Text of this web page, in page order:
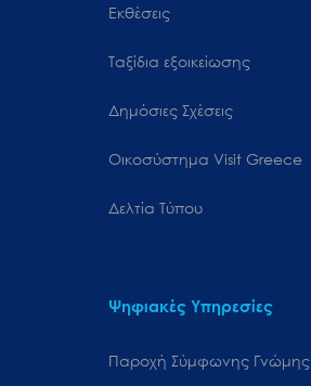
Εκθέσεις
Ταξίδια εξοικείωσης
Δημόσιες Σχέσεις
Oικοσύστημα Visit Greece
Δελτία Τύπου
Ψηφιακές Υπηρεσίες
Παροχή Σύμφωνης Γνώμης